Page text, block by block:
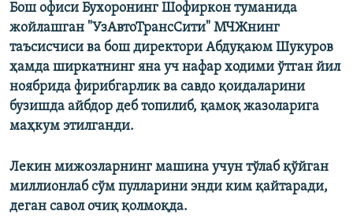
Бош офиси Бухоронинг Шофиркон туманида
жойлашган "УзАвтоТрансСити" МЧЖнинг
таъсисчиси ва бош директори Абдуқаюм Шукуров
ҳамда ширкатнинг яна уч нафар ходими ўтган йил
ноябрида фирибгарлик ва савдо қоидаларини
бузишда айбдор деб топилиб, қамоқ жазоларига
маҳкум этилганди. ​
Лекин мижозларнинг машина учун тўлаб қўйган
миллионлаб сўм пулларини энди ким қайтаради,
деган савол очиқ қолмоқда.